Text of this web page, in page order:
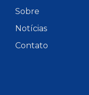
Sobre
Notícias
Contato